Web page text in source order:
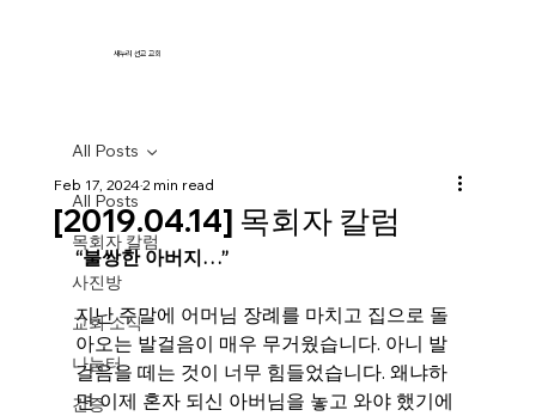
새누리 선교 교회
All Posts
목회자 칼럼
사진방
교회 소식
나눔터
간증
All Posts
[2019.04.14] 목회자 칼럼
Feb 17, 20242 min read
“불쌍한 아버지…”
지난 주말에 어머님 장례를 마치고 집으로 돌
아오는 발걸음이 매우 무거웠습니다. 아니 발
걸음을 떼는 것이 너무 힘들었습니다. 왜냐하
면 이제 혼자 되신 아버님을 놓고 와야 했기에